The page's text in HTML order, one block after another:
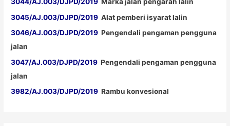
3044/AJ.003/DJPD/2019 Marka jalan pengarah lalin
3045/AJ.003/DJPD/2019 Alat pemberi isyarat lalin
3046/AJ.003/DJPD/2019 Pengendali pengaman pengguna
jalan
3047/AJ.003/DJPD/2019 Pengendali pengaman pengguna
jalan
3982/AJ.003/DJPD/2019 Rambu konvesional